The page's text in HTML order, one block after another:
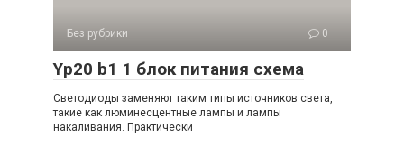
Без рубрики 0
Yp20 b1 1 блок питания схема
Светодиоды заменяют таким типы источников света,
такие как люминесцентные лампы и лампы
накаливания. Практически